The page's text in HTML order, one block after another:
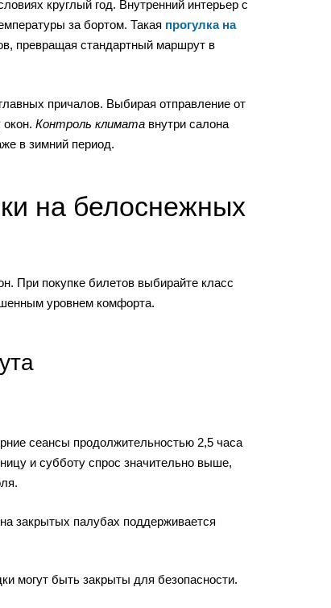
круглый год. Внутренний интерьер с
за бортом. Такая прогулка на
превращая стандартный маршрут в
причалов. Выбирая отправление от
Контроль климата внутри салона
в зимний период.
на белоснежных
При покупке билетов выбирайте класс
уровнем комфорта.
сеансы продолжительностью 2,5 часа
и субботу спрос значительно выше,
закрытых палубах поддерживается
могут быть закрыты для безопасности.